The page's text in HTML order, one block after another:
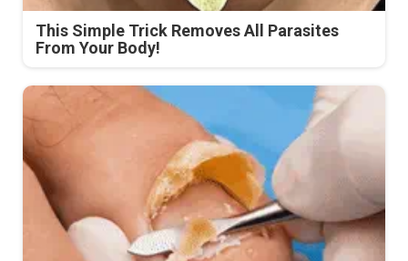
This Simple Trick Removes All Parasites
From Your Body!